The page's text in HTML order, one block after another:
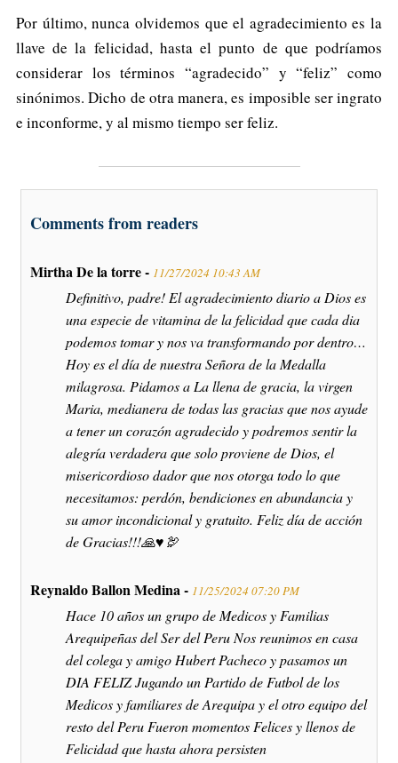
Por último, nunca olvidemos que el agradecimiento es la
llave de la felicidad, hasta el punto de que podríamos
considerar los términos “agradecido” y “feliz” como
sinónimos. Dicho de otra manera, es imposible ser ingrato
e inconforme, y al mismo tiempo ser feliz.
Comments from readers
Mirtha De la torre - 11/27/2024 10:43 AM
Definitivo, padre! El agradecimiento diario a Dios es
una especie de vitamina de la felicidad que cada dia
podemos tomar y nos va transformando por dentro…
Hoy es el día de nuestra Señora de la Medalla
milagrosa. Pidamos a La llena de gracia, la virgen
Maria, medianera de todas las gracias que nos ayude
a tener un corazón agradecido y podremos sentir la
alegría verdadera que solo proviene de Dios, el
misericordioso dador que nos otorga todo lo que
necesitamos: perdón, bendiciones en abundancia y
su amor incondicional y gratuito. Feliz día de acción
de Gracias!!!🙏♥️🦃
Reynaldo Ballon Medina - 11/25/2024 07:20 PM
Hace 10 años un grupo de Medicos y Familias
Arequipeñas del Ser del Peru Nos reunimos en casa
del colega y amigo Hubert Pacheco y pasamos un
DIA FELIZ Jugando un Partido de Futbol de los
Medicos y familiares de Arequipa y el otro equipo del
resto del Peru Fueron momentos Felices y llenos de
Felicidad que hasta ahora persisten